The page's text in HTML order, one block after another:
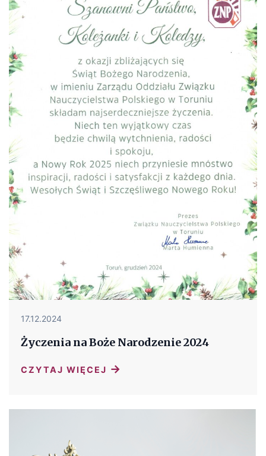
17.12.2024
Życzenia na Boże Narodzenie 2024
CZYTAJ WIĘCEJ →